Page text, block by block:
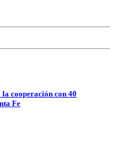
cooperación con 40
Fe